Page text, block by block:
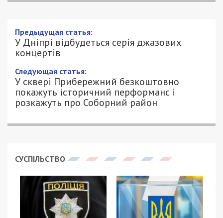
Предыдущая статья:
У Дніпрі відбудеться серія джазових
концертів
Следующая статья:
У сквері Прибережний безкоштовно
покажуть історичний перформанс і
розкажуть про Соборний район
СУСПІЛЬСТВО